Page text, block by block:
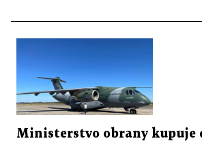
Ministerstvo obrany kupuje